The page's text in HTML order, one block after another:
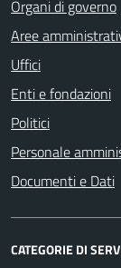
Organi di governo
Aree
Uffici
Enti e fondazioni
Politici
Personale
Documenti e Dati
CATEGORIE DI